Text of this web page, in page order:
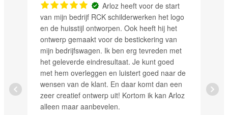
Arloz heeft voor de start
van mijn bedrijf RCK schilderwerken het logo
en de huisstijl ontworpen. Ook heeft hij het
ontwerp gemaakt voor de bestickering van
mijn bedrijfswagen. Ik ben erg tevreden met
het geleverde eindresultaat. Je kunt goed
met hem overleggen en luistert goed naar de
wensen van de klant. En daar komt dan een
zeer creatief ontwerp uit! Kortom ik kan Arloz
alleen maar aanbevelen.